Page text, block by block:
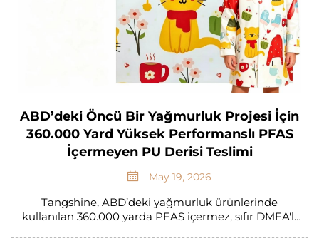
ABD’deki Öncü Bir Yağmurluk Projesi İçin
360.000 Yard Yüksek Performanslı PFAS
İçermeyen PU Derisi Teslimi
May 19, 2026
Tangshine, ABD’deki yağmurluk ürünlerinde
kullanılan 360.000 yarda PFAS içermez, sıfır DMFA'lı